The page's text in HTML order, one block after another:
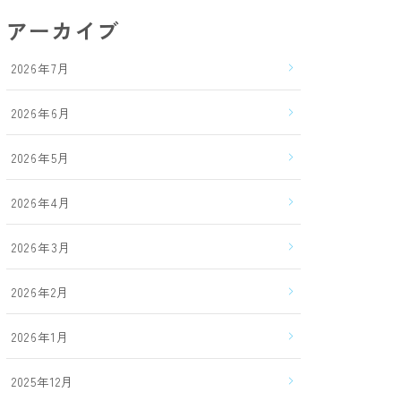
アーカイブ
2026年7月
2026年6月
2026年5月
2026年4月
2026年3月
2026年2月
2026年1月
2025年12月